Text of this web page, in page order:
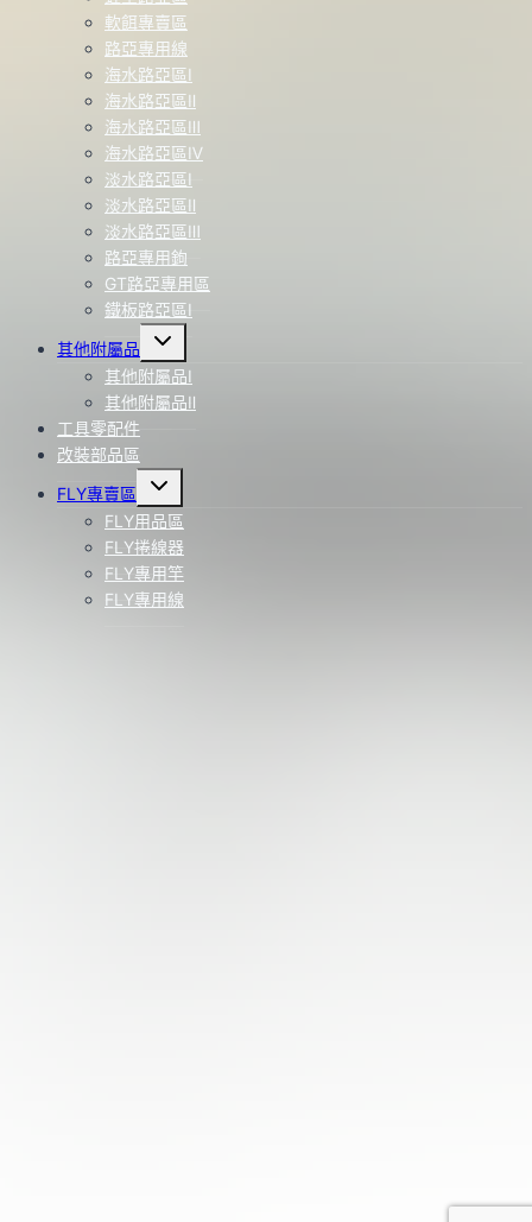
軟餌專賣區
路亞專用線
海水路亞區Ⅰ
海水路亞區Ⅱ
海水路亞區Ⅲ
海水路亞區Ⅳ
淡水路亞區Ⅰ
淡水路亞區Ⅱ
淡水路亞區Ⅲ
路亞專用鉤
GT路亞專用區
鐵板路亞區Ⅰ
其他附屬品
Toggle
menu
其他附屬品Ⅰ
其他附屬品Ⅱ
工具零配件
改裝部品區
FLY專賣區
Toggle
menu
FLY用品區
FLY捲線器
FLY專用竿
FLY專用線